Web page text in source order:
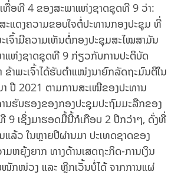
ທື່ອທີ 4 ຂອງສະພາແຫ່ງຊາດຊຸດທີ 9 ວ່າ:
ະແດງຄວາມຂອບໃຈຕໍ່ປະທານກອງປະຊຸມ ທີ່
ເຈົ້າມີຄວາມເຫັນຕໍ່ກອງປະຊຸມສະໄໝສາມັນ
ແຫ່ງຊາດຊຸດທີ 9 ກ່ຽວກັບການປະຕິບັດ
ຂ້າພະເຈົ້າໄດ້ຮັບຕຳແໜ່ງນາຍົກລັດຖະມົນຕີໃນ
ປີ 2021 ຕາມການສະເໜີຂອງປະທານ
ນຮັບຮອງຂອງກອງປະຊຸມປະຖົມມະລືກຂອງ
9 ເຊິ່ງມາຮອດມື້ນີ້ກໍເກືອບ 2 ປີກວ່າໆ, ດັ່ງທີ່
ລ້ວ ໃນຫຼາຍປີຜ່ານມາ ປະເທດຊາດຂອງ
ຫຍຸ້ງຍາກ ທາງດ້ານເສດຖະກິດ-ການເງິນ
ກໜ່ວງ ແລະ ຫຼີກເວັ້ນບໍ່ໄດ້ ຈາກການແຜ່